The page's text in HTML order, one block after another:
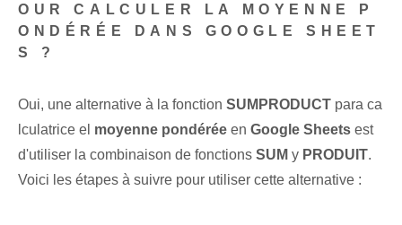
OUR CALCULER LA MOYENNE P
ONDÉRÉE DANS GOOGLE SHEET
S ?
Oui, une alternative à la fonction SUMPRODUCT para ca
lculatrice el moyenne pondérée en Google Sheets est
d'utiliser la combinaison de fonctions⁣ SUM y PRODUIT.​
Voici les étapes à suivre pour utiliser cette alternative :